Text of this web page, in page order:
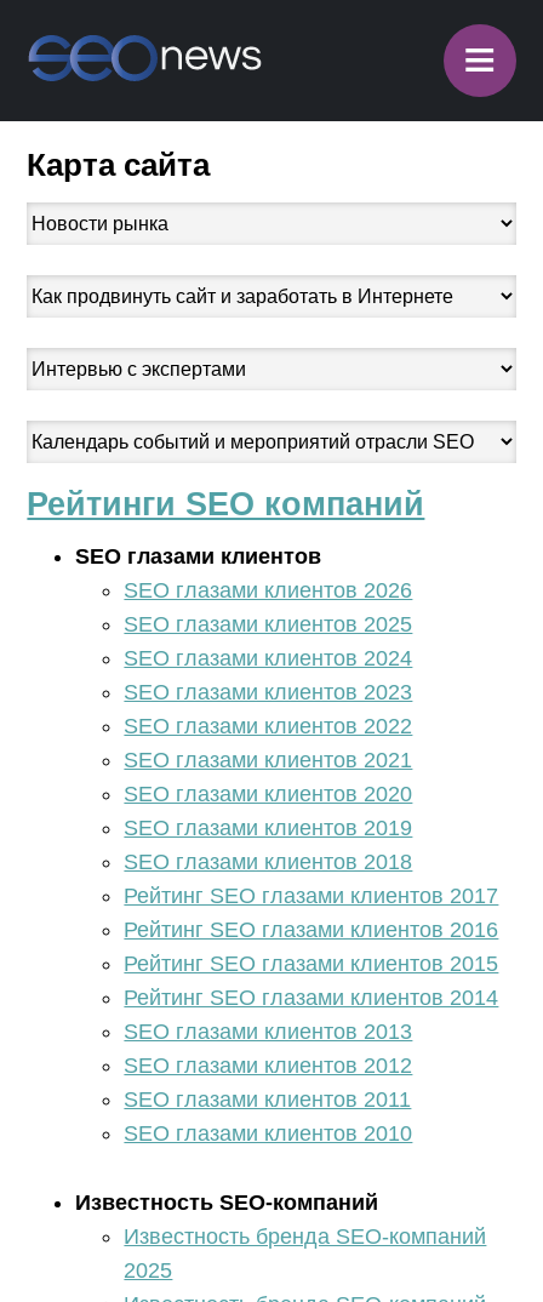
≡
Карта сайта
Рейтинги SEO компаний
SEO глазами клиентов
SEO глазами клиентов 2026
SEO глазами клиентов 2025
SEO глазами клиентов 2024
SEO глазами клиентов 2023
SEO глазами клиентов 2022
SEO глазами клиентов 2021
SEO глазами клиентов 2020
SEO глазами клиентов 2019
SEO глазами клиентов 2018
Рейтинг SEO глазами клиентов 2017
Рейтинг SEO глазами клиентов 2016
Рейтинг SEO глазами клиентов 2015
Рейтинг SEO глазами клиентов 2014
SEO глазами клиентов 2013
SEO глазами клиентов 2012
SEO глазами клиентов 2011
SEO глазами клиентов 2010
Известность SEO-компаний
Известность бренда SEO-компаний
2025